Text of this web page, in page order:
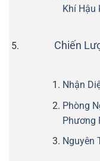
Khí Hậu
Chiến
Nhận
Phòng
Phương
Nguyên